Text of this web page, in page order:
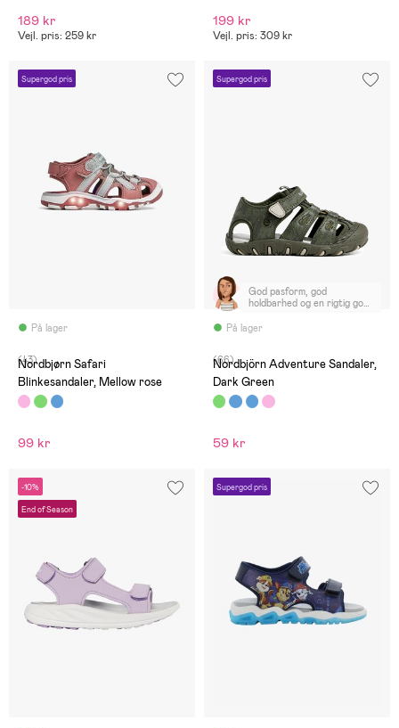
189 kr
Vejl. pris: 259 kr
199 kr
Vejl. pris: 309 kr
Supergod pris
På lager
(43)
Nordbjørn Safari
Blinkesandaler, Mellow rose
99 kr
Supergod pris
På lager
God pasform, god
holdbarhed og en rigtig god
(66)
Nordbjörn Adventure Sandaler,
Dark Green
59 kr
-10%
End of Season
Supergod pris